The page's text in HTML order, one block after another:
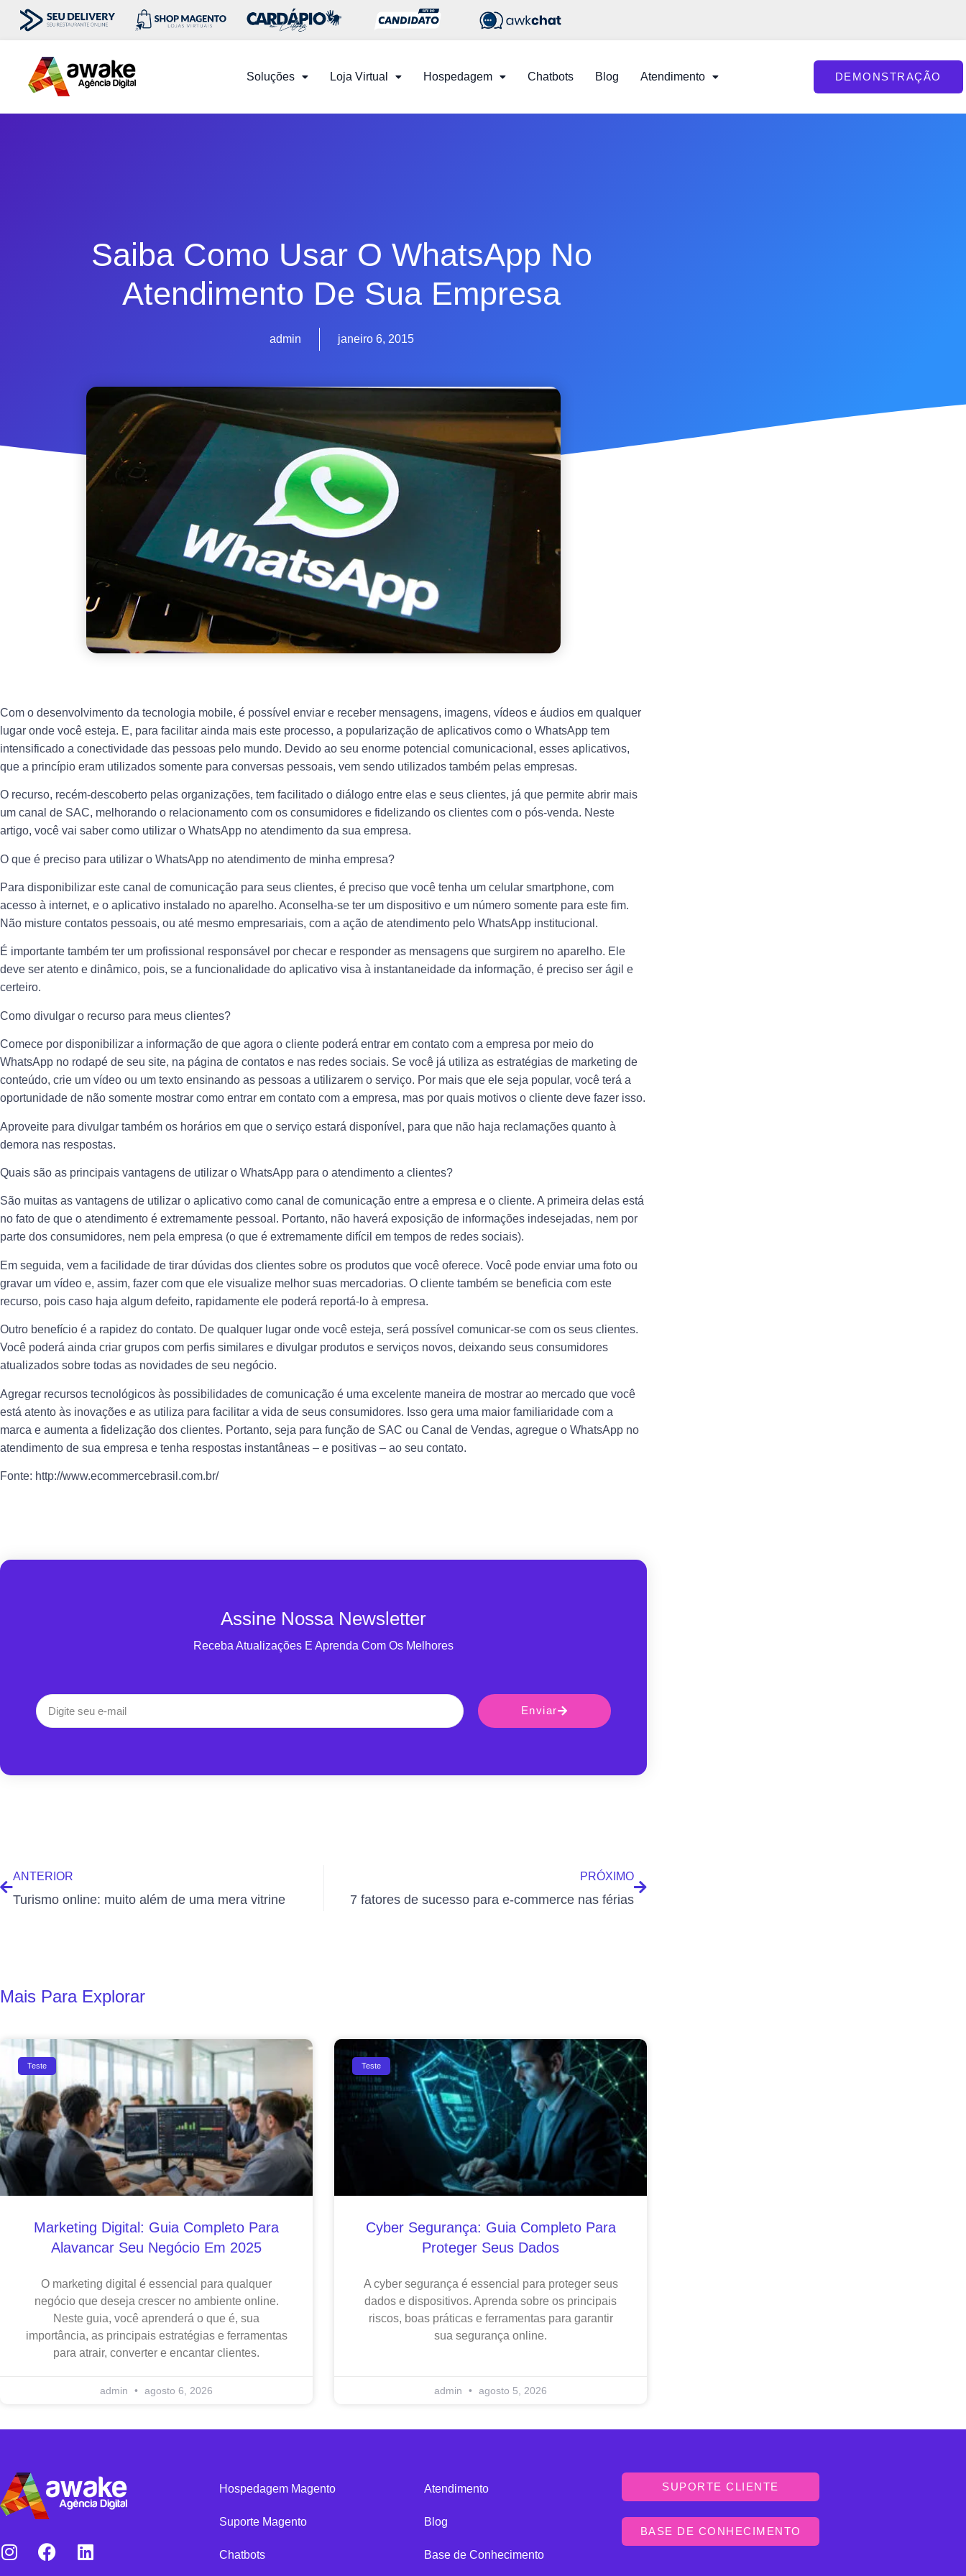
Soluções Loja Virtual Hospedagem Chatbots Blog Atendimento DEMONSTRAÇÃO
Saiba Como Usar O WhatsApp No
Atendimento De Sua Empresa
admin janeiro 6, 2015
Com o desenvolvimento da tecnologia mobile, é possível enviar e receber mensagens, imagens, vídeos e áudios em qualquer
lugar onde você esteja. E, para facilitar ainda mais este processo, a popularização de aplicativos como o WhatsApp tem
intensificado a conectividade das pessoas pelo mundo. Devido ao seu enorme potencial comunicacional, esses aplicativos,
que a princípio eram utilizados somente para conversas pessoais, vem sendo utilizados também pelas empresas.
O recurso, recém-descoberto pelas organizações, tem facilitado o diálogo entre elas e seus clientes, já que permite abrir mais
um canal de SAC, melhorando o relacionamento com os consumidores e fidelizando os clientes com o pós-venda. Neste
artigo, você vai saber como utilizar o WhatsApp no atendimento da sua empresa.
O que é preciso para utilizar o WhatsApp no atendimento de minha empresa?
Para disponibilizar este canal de comunicação para seus clientes, é preciso que você tenha um celular smartphone, com
acesso à internet, e o aplicativo instalado no aparelho. Aconselha-se ter um dispositivo e um número somente para este fim.
Não misture contatos pessoais, ou até mesmo empresariais, com a ação de atendimento pelo WhatsApp institucional.
É importante também ter um profissional responsável por checar e responder as mensagens que surgirem no aparelho. Ele
deve ser atento e dinâmico, pois, se a funcionalidade do aplicativo visa à instantaneidade da informação, é preciso ser ágil e
certeiro.
Como divulgar o recurso para meus clientes?
Comece por disponibilizar a informação de que agora o cliente poderá entrar em contato com a empresa por meio do
WhatsApp no rodapé de seu site, na página de contatos e nas redes sociais. Se você já utiliza as estratégias de marketing de
conteúdo, crie um vídeo ou um texto ensinando as pessoas a utilizarem o serviço. Por mais que ele seja popular, você terá a
oportunidade de não somente mostrar como entrar em contato com a empresa, mas por quais motivos o cliente deve fazer isso.
Aproveite para divulgar também os horários em que o serviço estará disponível, para que não haja reclamações quanto à
demora nas respostas.
Quais são as principais vantagens de utilizar o WhatsApp para o atendimento a clientes?
São muitas as vantagens de utilizar o aplicativo como canal de comunicação entre a empresa e o cliente. A primeira delas está
no fato de que o atendimento é extremamente pessoal. Portanto, não haverá exposição de informações indesejadas, nem por
parte dos consumidores, nem pela empresa (o que é extremamente difícil em tempos de redes sociais).
Em seguida, vem a facilidade de tirar dúvidas dos clientes sobre os produtos que você oferece. Você pode enviar uma foto ou
gravar um vídeo e, assim, fazer com que ele visualize melhor suas mercadorias. O cliente também se beneficia com este
recurso, pois caso haja algum defeito, rapidamente ele poderá reportá-lo à empresa.
Outro benefício é a rapidez do contato. De qualquer lugar onde você esteja, será possível comunicar-se com os seus clientes.
Você poderá ainda criar grupos com perfis similares e divulgar produtos e serviços novos, deixando seus consumidores
atualizados sobre todas as novidades de seu negócio.
Agregar recursos tecnológicos às possibilidades de comunicação é uma excelente maneira de mostrar ao mercado que você
está atento às inovações e as utiliza para facilitar a vida de seus consumidores. Isso gera uma maior familiaridade com a
marca e aumenta a fidelização dos clientes. Portanto, seja para função de SAC ou Canal de Vendas, agregue o WhatsApp no
atendimento de sua empresa e tenha respostas instantâneas – e positivas – ao seu contato.
Fonte: http://www.ecommercebrasil.com.br/
Assine Nossa Newsletter
Receba Atualizações E Aprenda Com Os Melhores
Enviar
ANTERIOR
Turismo online: muito além de uma mera vitrine
PRÓXIMO
7 fatores de sucesso para e-commerce nas férias
Mais Para Explorar
Teste
Marketing Digital: Guia Completo Para
Alavancar Seu Negócio Em 2025
O marketing digital é essencial para qualquer
negócio que deseja crescer no ambiente online.
Neste guia, você aprenderá o que é, sua
importância, as principais estratégias e ferramentas
para atrair, converter e encantar clientes.
admin agosto 6, 2026
Teste
Cyber Segurança: Guia Completo Para
Proteger Seus Dados
A cyber segurança é essencial para proteger seus
dados e dispositivos. Aprenda sobre os principais
riscos, boas práticas e ferramentas para garantir
sua segurança online.
admin agosto 5, 2026
Hospedagem Magento
Suporte Magento
Chatbots
Atendimento
Blog
Base de Conhecimento
SUPORTE CLIENTE
BASE DE CONHECIMENTO